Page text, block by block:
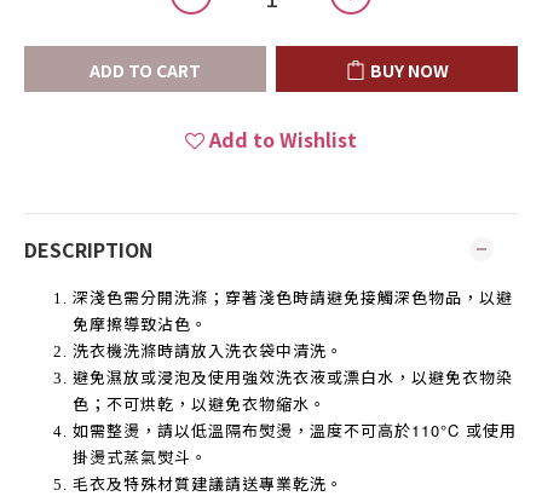
ADD TO CART BUY NOW
Add to Wishlist
DESCRIPTION
深淺色需分開洗滌；穿著淺色時請避免接觸深色物品，以避
免摩擦導致沾色。
洗衣機洗滌時請放入洗衣袋中清洗。
避免濕放或浸泡及使用強效洗衣液或漂白水，以避免衣物染
色；不可烘乾，以避免衣物縮水。
如需整燙，請以低溫隔布熨燙，溫度不可高於110°C 或使用
掛燙式蒸氣熨斗。
毛衣及特殊材質建議請送專業乾洗。